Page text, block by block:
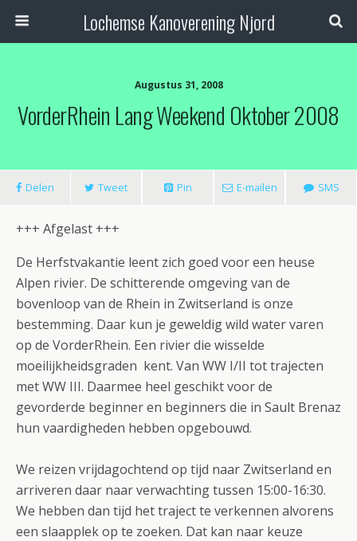
Lochemse Kanoverening Njord
Augustus 31, 2008
VorderRhein Lang Weekend Oktober 2008
Delen Tweet Pin E-mailen SMS
+++ Afgelast +++
De Herfstvakantie leent zich goed voor een heuse
Alpen rivier. De schitterende omgeving van de
bovenloop van de Rhein in Zwitserland is onze
bestemming. Daar kun je geweldig wild water varen
op de VorderRhein. Een rivier die wisselde
moeilijkheidsgraden kent. Van WW I/II tot trajecten
met WW III. Daarmee heel geschikt voor de
gevorderde beginner en beginners die in Sault Brenaz
hun vaardigheden hebben opgebouwd.
We reizen vrijdagochtend op tijd naar Zwitserland en
arriveren daar naar verwachting tussen 15:00-16:30.
We hebben dan tijd het traject te verkennen alvorens
een slaapplek op te zoeken. Dat kan naar keuze